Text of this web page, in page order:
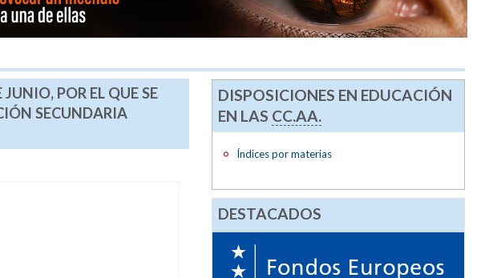
POR EL QUE SE
SECUNDARIA
DISPOSICIONES EN EDUCACIÓN
EN LAS CC.AA.
Índices por materias
DESTACADOS